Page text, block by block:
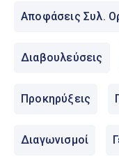
Εθελοντών
English
Αποφάσεις Συλ.
Διαβουλεύσεις
Προκηρύξεις
Διαγωνισμοί